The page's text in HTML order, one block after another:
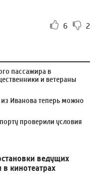
6 2
пассажира в
и ветераны
Иванова теперь можно
проверили условия
ведущих
кинотеатрах